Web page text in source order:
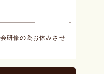
研修の為お休みさせ